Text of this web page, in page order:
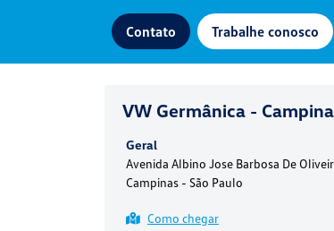
Contato Trabalhe conosco
VW Germânica -
Geral
Avenida Albino Jose Barbosa De
Campinas - São Paulo
Como chegar